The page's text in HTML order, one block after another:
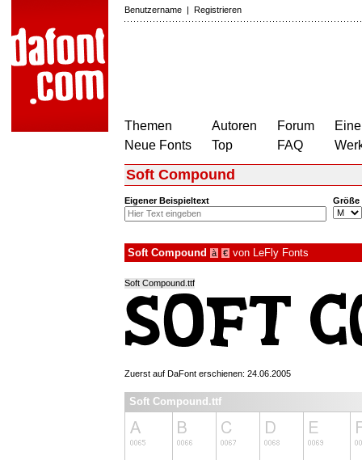
Benutzername | Registrieren
Themen
Neue Fonts
Autoren
Top
Forum
FAQ
Soft Compound
Eigener Beispieltext Größe
Soft Compound à € von LeFly Fonts
Soft Compound.ttf
Zuerst auf DaFont erschienen: 24.06.2005
Soft Compound.ttf